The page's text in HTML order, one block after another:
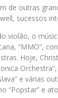
de outras
sucessos
violão, o
“MMO”,
Hoje,
e várias
“Popstar” e